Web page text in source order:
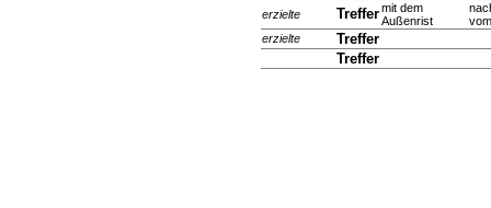
erzielte Treffermit dem
Außenrist
erzielte
Treffer
Treffer